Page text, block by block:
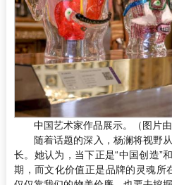
中国艺术家作品展示。（图片由
随着话题的深入，杨澜将视野
长。她认为，当下正是“中国创造”
期，而文化价值正是品牌的灵魂所